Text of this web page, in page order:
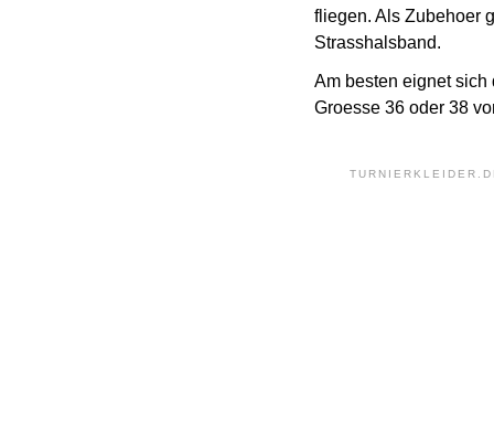
fliegen. Als Zubehoer
Strasshalsband.
Am besten eignet
Groesse 36 oder 38